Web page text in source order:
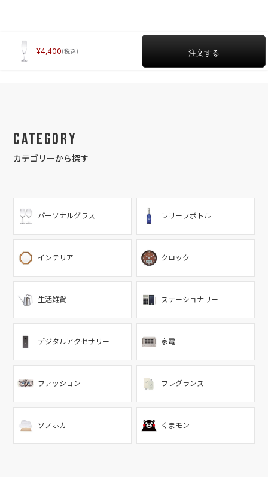
4,400
Category
カテゴリーから探す
パーソナルグラス レリーフボトル
インテリア クロック
生活雑貨 ステーショナリー
デジタルアクセサリー 家電
ファッション フレグランス
ソノホカ くまモン